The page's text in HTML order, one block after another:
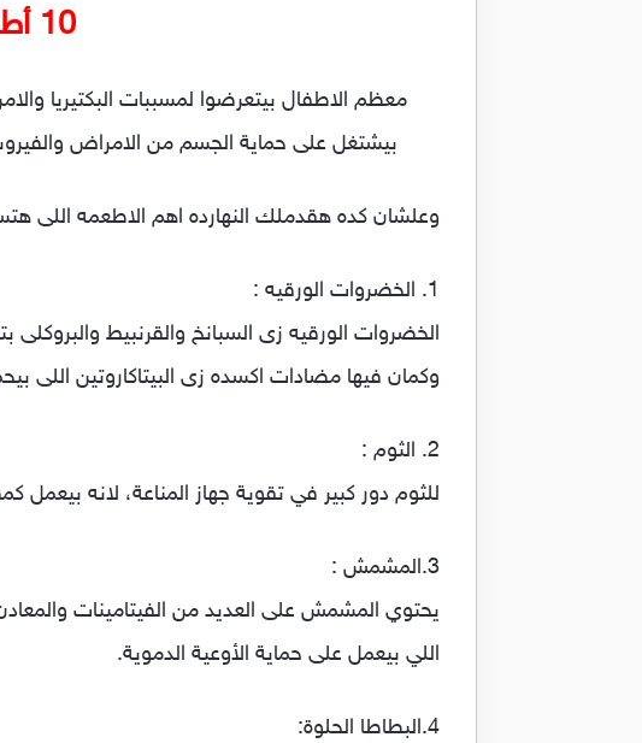
10 أطعمه لعلاج الطفل ضعيف المناعه
معظم الاطفال بيتعرضوا لمسببات البكتيريا
بيشتغل على حماية الجسم من الامراض
وعلشان كده هقدملك النهارده اهم الاطعمه اللى
1. الخضروات الورقيه :
الخضروات الورقيه زى السبانخ والقرنبيط والبروكلى
وكمان فيها مضادات اكسده زى البيتاكاروتين اللى
2. الثوم :
للثوم دور كبير في تقوية جهاز المناعة، لانه
3.المشمش :
يحتوي المشمش على العديد من الفيتامينات
اللي بيعمل على حماية الأوعية الدموية.
4.البطاطا الحلوة: